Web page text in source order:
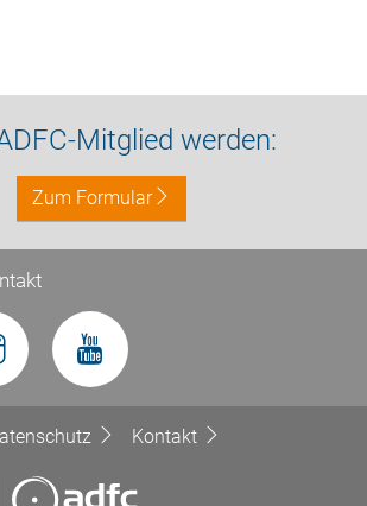
Mitglied werden:
Zum Formular
Kontakt